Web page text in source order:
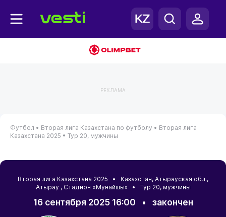
РЕКЛАМА
Футбол • Вторая лига Казахстана по футболу • Вторая лига
Казахстана 2025 • Тур 20, мужчины
Вторая лига Казахстана 2025 • Казахстан, Атырауская обл.,
Атырау, Стадион «Мунайшы» • Тур 20, мужчины
16 сентября 2025 16:00 • закончен